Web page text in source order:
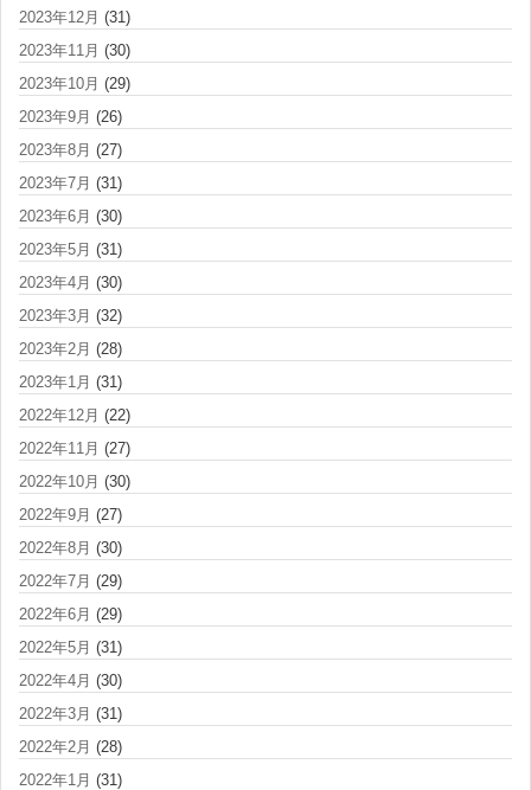
2023年12月 (31)
2023年11月 (30)
2023年10月 (29)
2023年9月 (26)
2023年8月 (27)
2023年7月 (31)
2023年6月 (30)
2023年5月 (31)
2023年4月 (30)
2023年3月 (32)
2023年2月 (28)
2023年1月 (31)
2022年12月 (22)
2022年11月 (27)
2022年10月 (30)
2022年9月 (27)
2022年8月 (30)
2022年7月 (29)
2022年6月 (29)
2022年5月 (31)
2022年4月 (30)
2022年3月 (31)
2022年2月 (28)
2022年1月 (31)